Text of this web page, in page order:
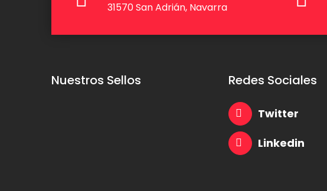
31570 San Adrián, Navarra
Nuestros Sellos Redes Sociales
Twitter
Linkedin